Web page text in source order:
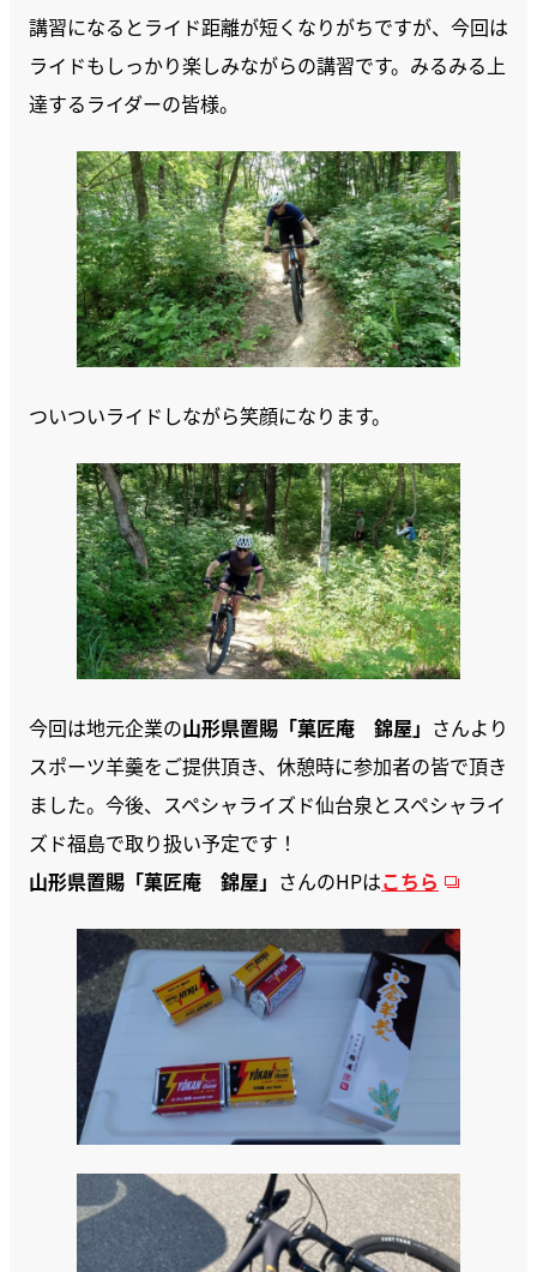
講習になるとライド距離が短くなりがちですが、今回は
ライドもしっかり楽しみながらの講習です。みるみる上
達するライダーの皆様。
ついついライドしながら笑顔になります。
今回は地元企業の山形県置賜「菓匠庵 錦屋」 さんより
スポーツ羊羹をご提供頂き、休憩時に参加者の皆で頂き
ました。今後、スペシャライズド仙台泉とスペシャライ
ズド福島で取り扱い予定です！
山形県置賜「菓匠庵 錦屋」 さんのHPはこちら